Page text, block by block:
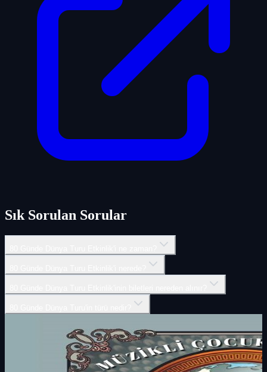
Sık Sorulan Sorular